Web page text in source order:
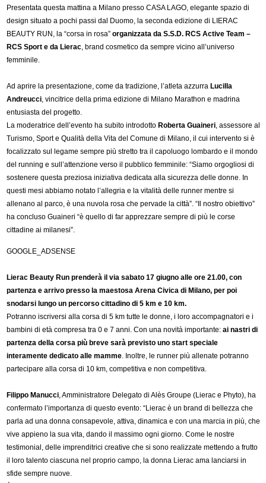
Presentata questa mattina a Milano presso CASA LAGO, elegante spazio di
design situato a pochi passi dal Duomo, la seconda edizione di LIERAC
BEAUTY RUN, la “corsa in rosa”organizzata da S.S.D. RCS Active Team –
RCS Sport e da Lierac, brand cosmetico da sempre vicino all’universo
femminile.
Ad aprire la presentazione, come da tradizione, l’atleta azzurra Lucilla
Andreucci, vincitrice della prima edizione di Milano Marathon e madrina
entusiasta del progetto.
La moderatrice dell’evento ha subito introdotto Roberta Guaineri, assessore al
Turismo, Sport e Qualità della Vita del Comune di Milano, il cui intervento si è
focalizzato sul legame sempre più stretto tra il capoluogo lombardo e il mondo
del running e sull’attenzione verso il pubblico femminile: “Siamo orgogliosi di
sostenere questa preziosa iniziativa dedicata alla sicurezza delle donne. In
questi mesi abbiamo notato l’allegria e la vitalità delle runner mentre si
allenano al parco, è una nuvola rosa che pervade la città”. “Il nostro obiettivo”
ha concluso Guaineri “è quello di far apprezzare sempre di più le corse
cittadine ai milanesi”.
GOOGLE_ADSENSE
Lierac Beauty Run prenderà il via sabato 17 giugno alle ore 21.00, con
partenza e arrivo presso la maestosa Arena Civica di Milano, per poi
snodarsi lungo un percorso cittadino di 5 km e 10 km.
Potranno iscriversi alla corsa di 5 km tutte le donne, i loro accompagnatori e i
bambini di età compresa tra 0 e 7 anni. Con una novità importante: ai nastri di
partenza della corsa più breve sarà previsto uno start speciale
interamente dedicato alle mamme. Inoltre, le runner più allenate potranno
partecipare alla corsa di 10 km, competitiva e non competitiva.
Filippo Manucci, Amministratore Delegato di Alès Groupe (Lierac e Phyto), ha
confermato l’importanza di questo evento: “Lierac è un brand di bellezza che
parla ad una donna consapevole, attiva, dinamica e con una marcia in più, che
vive appieno la sua vita, dando il massimo ogni giorno. Come le nostre
testimonial, delle imprenditrici creative che si sono realizzate mettendo a frutto
il loro talento ciascuna nel proprio campo, la donna Lierac ama lanciarsi in
sfide sempre nuove.